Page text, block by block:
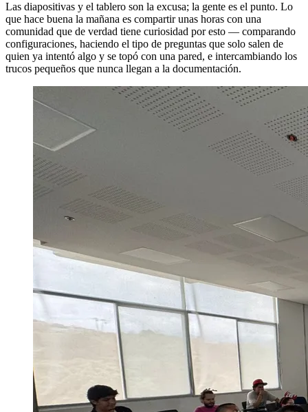
Las diapositivas y el tablero son la excusa; la gente es el punto. Lo
que hace buena la mañana es compartir unas horas con una
comunidad que de verdad tiene curiosidad por esto — comparando
configuraciones, haciendo el tipo de preguntas que solo salen de
quien ya intentó algo y se topó con una pared, e intercambiando los
trucos pequeños que nunca llegan a la documentación.